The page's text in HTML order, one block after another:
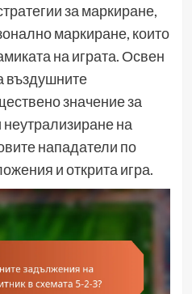
за маркиране,
маркиране, които
на играта. Освен
въздушните
значение за
на
нападатели по
и открита игра.